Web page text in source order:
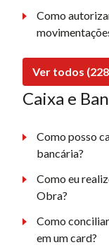
Como
Ver todos
Caixa e
Como posso
bancária?
Como eu
Obra?
Como
em um card?